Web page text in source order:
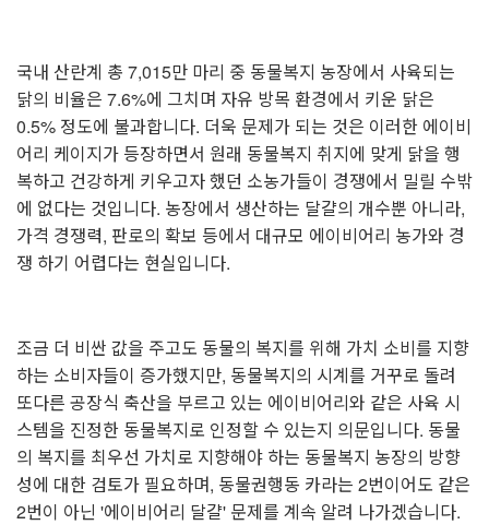
국내 산란계 총 7,015만 마리 중 동물복지 농장에서 사육되는
닭의 비율은 7.6%에 그치며 자유 방목 환경에서 키운 닭은
0.5% 정도에 불과합니다. 더욱 문제가 되는 것은 이러한 에이비
어리 케이지가 등장하면서 원래 동물복지 취지에 맞게 닭을 행
복하고 건강하게 키우고자 했던 소농가들이 경쟁에서 밀릴 수밖
에 없다는 것입니다. 농장에서 생산하는 달걀의 개수뿐 아니라,
가격 경쟁력, 판로의 확보 등에서 대규모 에이비어리 농가와 경
쟁 하기 어렵다는 현실입니다.
조금 더 비싼 값을 주고도 동물의 복지를 위해 가치 소비를 지향
하는 소비자들이 증가했지만, 동물복지의 시계를 거꾸로 돌려
또다른 공장식 축산을 부르고 있는 에이비어리와 같은 사육 시
스템을 진정한 동물복지로 인정할 수 있는지 의문입니다. 동물
의 복지를 최우선 가치로 지향해야 하는 동물복지 농장의 방향
성에 대한 검토가 필요하며, 동물권행동 카라는 2번이어도 같은
2번이 아닌 '에이비어리 달걀' 문제를 계속 알려 나가겠습니다.